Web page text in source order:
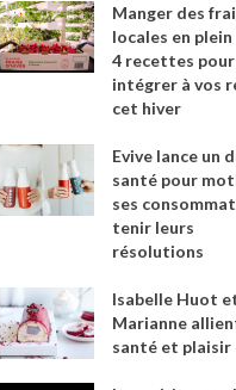
Manger des
locales en plein
4 recettes pour
intégrer à vos
cet hiver
Evive lance un
santé pour
ses
tenir leurs
résolutions
Isabelle Huot
Marianne
santé et plaisir